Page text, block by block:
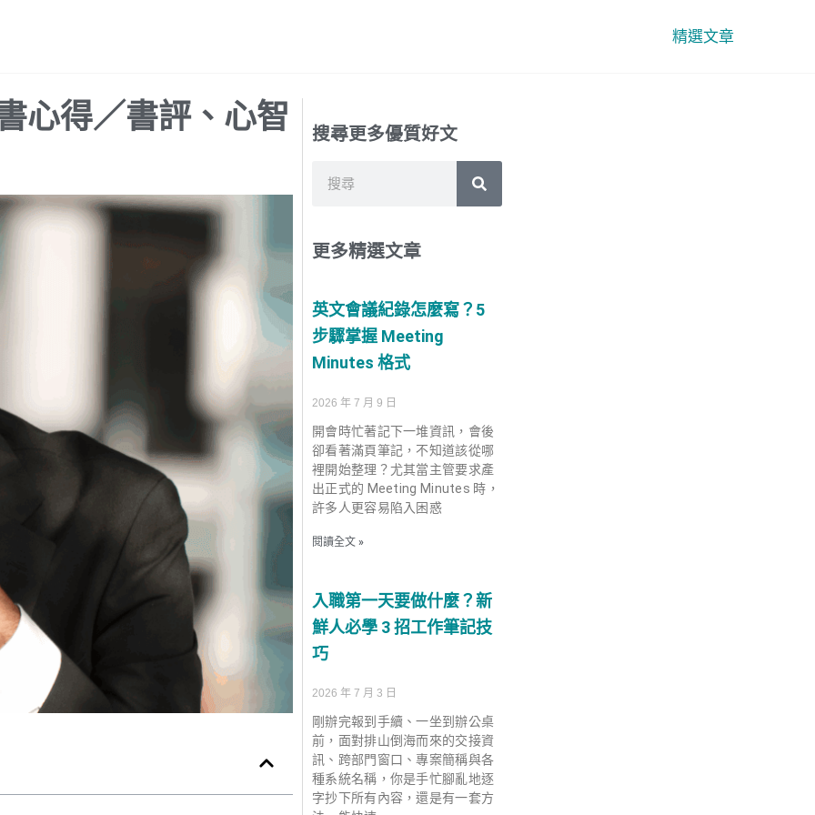
精選文章
心得／書評、心智 搜尋更多優質好文
更多精選文章
英文會議紀錄怎麼寫？5
步驟掌握 Meeting
Minutes 格式
2026 年 7 月 9 日
開會時忙著記下一堆資訊，會後
卻看著滿頁筆記，不知道該從哪
裡開始整理？尤其當主管要求產
出正式的 Meeting Minutes 時，
許多人更容易陷入困惑
閱讀全文 »
入職第一天要做什麼？新
鮮人必學 3 招工作筆記技
巧
2026 年 7 月 3 日
剛辦完報到手續、一坐到辦公桌
前，面對排山倒海而來的交接資
訊、跨部門窗口、專案簡稱與各
種系統名稱，你是手忙腳亂地逐
字抄下所有內容，還是有一套方